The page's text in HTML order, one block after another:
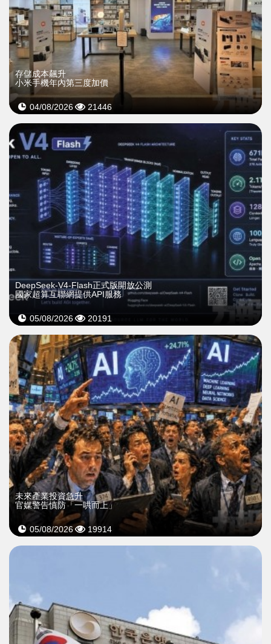
存儲成本飆升
小米手機年內第三度加價
04/08/2026 21446
DeepSeek-V4-Flash正式版開放公測
國家超算互聯網提供API服務
05/08/2026 20191
未來產業投資急升
官媒警告慎防「一哄而上」
05/08/2026 19914